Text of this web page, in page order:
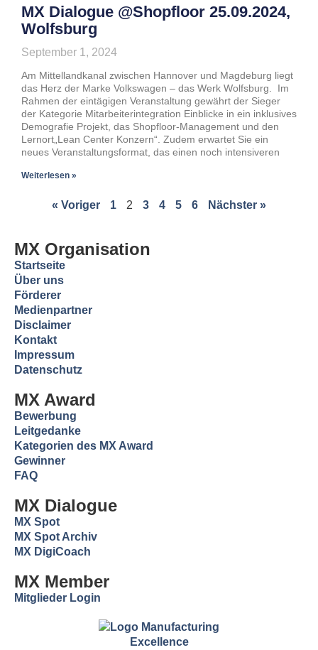
MX Dialogue @Shopfloor 25.09.2024,
Wolfsburg
September 1, 2024
Am Mittellandkanal zwischen Hannover und Magdeburg liegt
das Herz der Marke Volkswagen – das Werk Wolfsburg. Im
Rahmen der eintägigen Veranstaltung gewährt der Sieger
der Kategorie Mitarbeiterintegration Einblicke in ein inklusives
Demografie Projekt, das Shopfloor-Management und den
Lernort„Lean Center Konzern“. Zudem erwartet Sie ein
neues Veranstaltungsformat, das einen noch intensiveren
Weiterlesen »
« Voriger 1 2 3 4 5 6 Nächster »
MX Organisation
Startseite
Über uns
Förderer
Medienpartner
Disclaimer
Kontakt
Impressum
Datenschutz
MX Award
Bewerbung
Leitgedanke
Kategorien des MX Award
Gewinner
FAQ
MX Dialogue
MX Spot
MX Spot Archiv
MX DigiCoach
MX Member
Mitglieder Login